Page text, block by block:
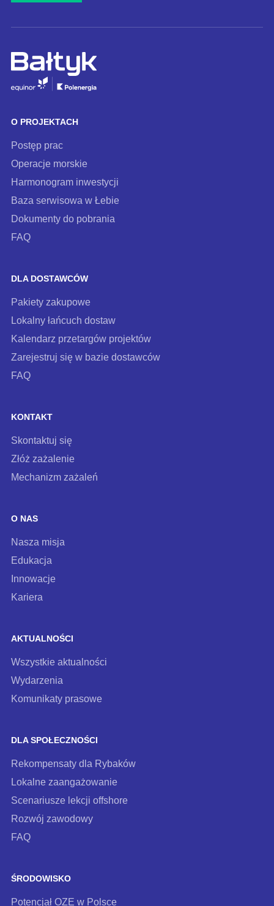
mail
zapisz
O PROJEKTACH
Postęp prac
Operacje morskie
Harmonogram inwestycji
Baza serwisowa w Łebie
Dokumenty do pobrania
FAQ
DLA DOSTAWCÓW
Pakiety zakupowe
Lokalny łańcuch dostaw
Kalendarz przetargów projektów
Zarejestruj się w bazie dostawców
FAQ
KONTAKT
Skontaktuj się
Złóż zażalenie
Mechanizm zażaleń
O NAS
Nasza misja
Edukacja
Innowacje
Kariera
AKTUALNOŚCI
Wszystkie aktualności
Wydarzenia
Komunikaty prasowe
DLA SPOŁECZNOŚCI
Rekompensaty dla Rybaków
Lokalne zaangażowanie
Scenariusze lekcji offshore
Rozwój zawodowy
FAQ
ŚRODOWISKO
Potencjał OZE w Polsce